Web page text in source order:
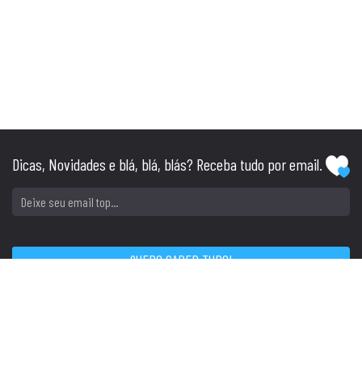
Dicas, Novidades e blá, blá, blás? Receba tudo por email.